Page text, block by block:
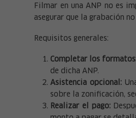
Filmar en una ANP no es
asegurar que la grabación
Requisitos generales:
Completar los
de dicha ANP.
Asistencia opcional:
sobre la zonificación,
Realizar el pago: